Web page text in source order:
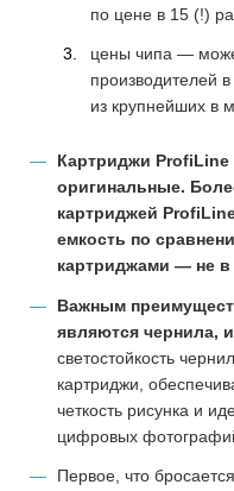
по цене в 15 (!)
цены чипа —
производителей
из крупнейших в
Картриджи ProfiLine
оригинальные.
картриджей
емкость по
картриджами — не в
Важным
являются чернила,
светостойкость
картриджи,
четкость рисунка и
цифровых
Первое, что